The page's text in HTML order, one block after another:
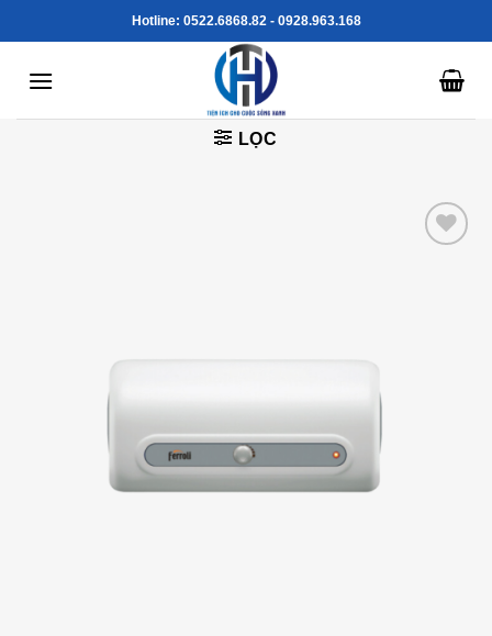
to
Hotline: 0522.6868.82 - 0928.963.168
LỌC